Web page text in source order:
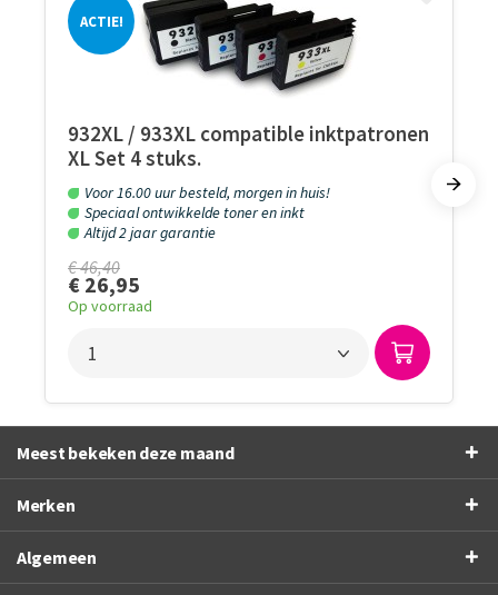
ACTIE!
932XL / 933XL compatible inktpatronen
XL Set 4 stuks.
Voor 16.00 uur besteld, morgen in huis!
Speciaal ontwikkelde toner en inkt
Altijd 2 jaar garantie
€ 46,40
€ 26,95
Op voorraad
Meest bekeken deze maand
Merken
Algemeen